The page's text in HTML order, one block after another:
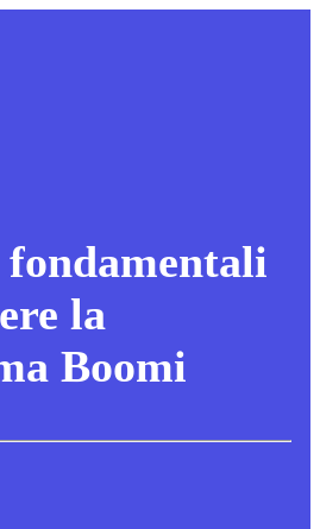
la
Boomi